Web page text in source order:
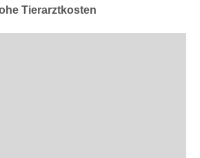
Tierarztkosten